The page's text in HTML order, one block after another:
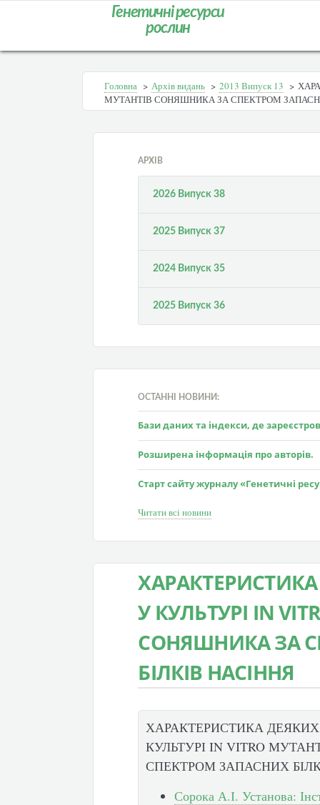
Генетичні ресурси
рослин
Головна > Архів видань > 2013 Випуск 13 >
МУТАНТІВ СОНЯШНИКА ЗА СПЕКТРОМ
АРХІВ
2026 Випуск 38
2025 Випуск 37
2024 Випуск 35
2025 Випуск 36
ОСТАННІ НОВИНИ:
Бази даних та індекси, де
Розширена інформація про авторів.
Старт сайту журналу «Генетичні
Читати всі новини
У КУЛЬТУРІ IN
СОНЯШНИКА ЗА
БІЛКІВ НАСІННЯ
ХАРАКТЕРИСТИКА
КУЛЬТУРІ IN VITRO
СПЕКТРОМ ЗАПАСНИХ
Сорока А.І. Установа: